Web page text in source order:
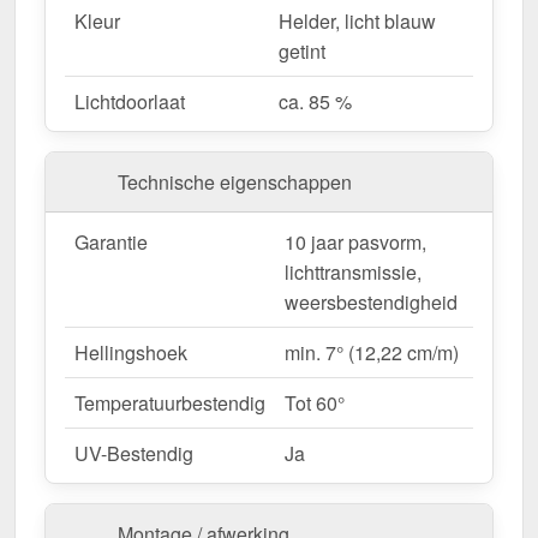
Lichttransmissie
– Laat ongeveer 85 % van
Weerbestendig
– Beschermd tegen UV-stralen
Hittebestendig– Tot 60° temperatuurbestendig.
Eenvoudige montage– Lichtgewicht materiaal
voor ongecompliceerde montage.
Complete set voor veilige installatie– Alle
belangrijke onderdelen inbegrepen.
– 10 jaar op materiaalkwaliteit voor
betrouwbaarheid.
Ideaal voor de volgende toepassingen:
Carports, terrassen & overkappingen
Tuinhuisjes & kassen– Perfecte
Kleur
Helder, licht blauw
getint
Lichtdoorlaat
ca. 85 %
Technische eigenschappen
Garantie
10 jaar pasvorm,
lichttransmissie,
weersbestendigheid
Hellingshoek
min. 7° (12,22 cm/m)
Temperatuurbestendig
Tot 60°
UV-Bestendig
Ja